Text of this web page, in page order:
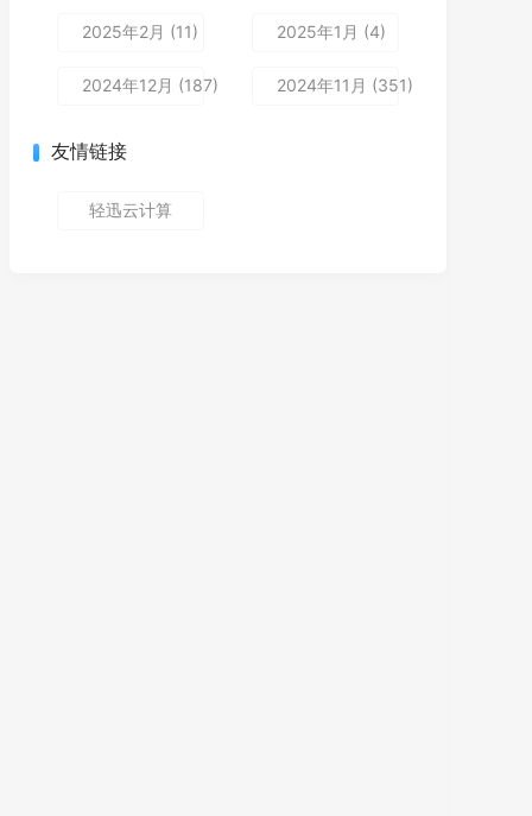
2025年2月 (11) 2025年1月 (4)
2024年12月 (187) 2024年11月 (351)
友情链接
轻迅云计算